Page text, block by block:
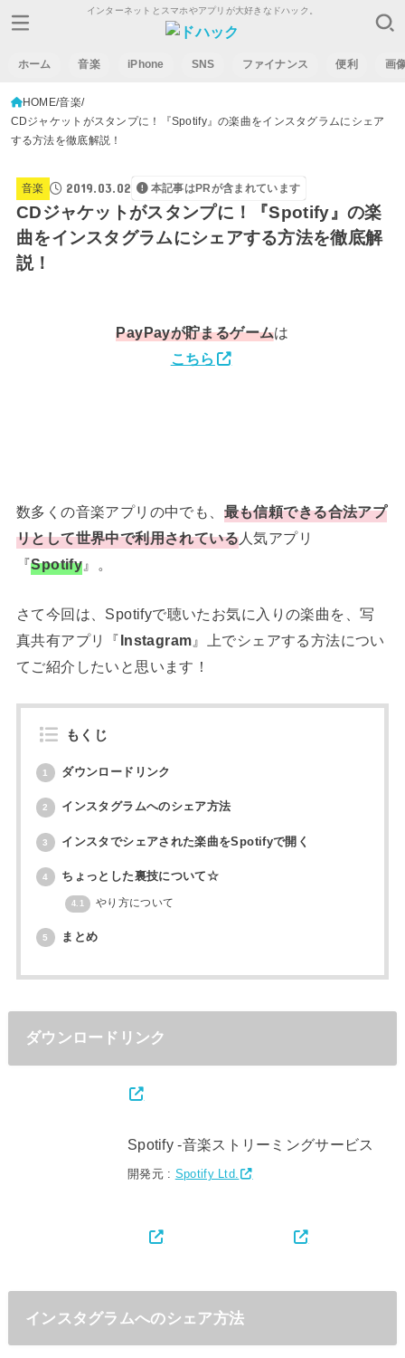
インターネットとスマホやアプリが大好きなドハック。
ホーム 音楽 iPhone SNS ファイナンス 便利 画
HOME 音楽
CDジャケットがスタンプに！『Spotify』の楽曲をインスタグラムにシェア
する方法を徹底解説！
音楽 2019.03.02 本記事はPRが含まれています
CDジャケットがスタンプに！『Spotify』の楽
曲をインスタグラムにシェアする方法を徹底解
説！
PayPayが貯まるゲームは
こちら
数多くの音楽アプリの中でも、 最も信頼できる合法アプ
リとして世界中で利用されている 人気アプリ
『Spotify 』。
さて今回は、Spotifyで聴いたお気に入りの楽曲を、写
真共有アプリ『Instagram 』上でシェアする方法につい
てご紹介したいと思います！
もくじ
1 ダウンロードリンク
2 インスタグラムへのシェア方法
3 インスタでシェアされた楽曲をSpotifyで開く
4 ちょっとした裏技について☆
4.1 やり方について
5 まとめ
ダウンロードリンク
Spotify -音楽ストリーミングサービス
開発元 : Spotify Ltd.
インスタグラムへのシェア方法